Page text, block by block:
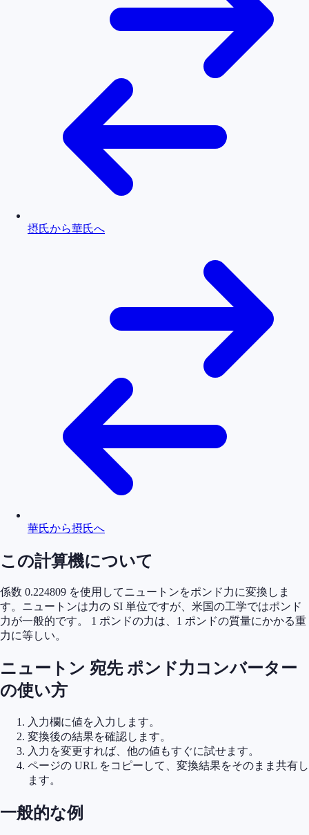
摂氏から華氏へ
華氏から摂氏へ
この計算機について
係数 0.224809 を使用してニュートンをポンド力に変換しま
す。ニュートンは力の SI 単位ですが、米国の工学ではポンド
力が一般的です。 1 ポンドの力は、1 ポンドの質量にかかる重
力に等しい。
ニュートン 宛先 ポンド力コンバーター
の使い方
入力欄に値を入力します。
変換後の結果を確認します。
入力を変更すれば、他の値もすぐに試せます。
ページの URL をコピーして、変換結果をそのまま共有し
ます。
一般的な例